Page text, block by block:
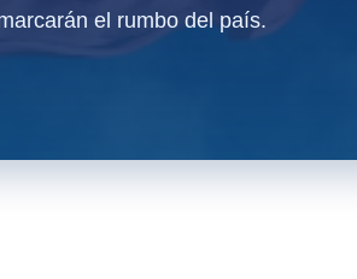
el rumbo del país.